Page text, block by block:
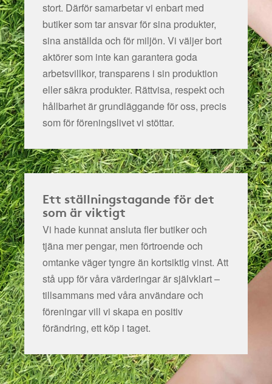
stort. Därför samarbetar vi enbart med
butiker som tar ansvar för sina produkter,
sina anställda och för miljön. Vi väljer bort
aktörer som inte kan garantera goda
arbetsvillkor, transparens i sin produktion
eller säkra produkter. Rättvisa, respekt och
hållbarhet är grundläggande för oss, precis
som för föreningslivet vi stöttar.
Ett ställningstagande för det
som är viktigt
Vi hade kunnat ansluta fler butiker och
tjäna mer pengar, men förtroende och
omtanke väger tyngre än kortsiktig vinst. Att
stå upp för våra värderingar är självklart –
tillsammans med våra användare och
föreningar vill vi skapa en positiv
förändring, ett köp i taget.